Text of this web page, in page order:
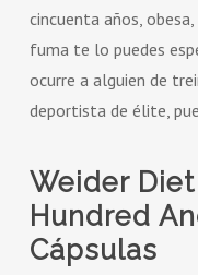
cincuenta años,
fuma te lo puedes
ocurre a alguien de
deportista de élite,
Weider
Hundred
Cápsulas